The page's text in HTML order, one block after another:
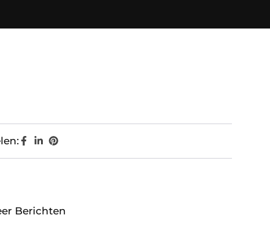
Berichten